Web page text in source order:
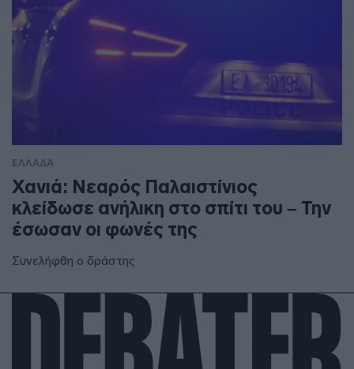
ΕΛΛΑΔΑ
Χανιά: Νεαρός Παλαιστίνιος
κλείδωσε ανήλικη στο σπίτι του – Την
έσωσαν οι φωνές της
Συνελήφθη ο δράστης